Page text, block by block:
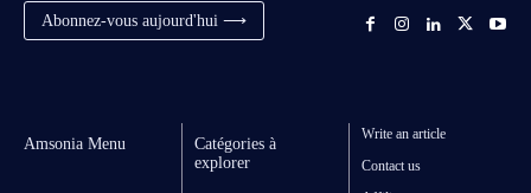
Abonnez-vous aujourd'hui ⟶
Amsonia Menu
Catégories à
explorer
Write an article
Contact us